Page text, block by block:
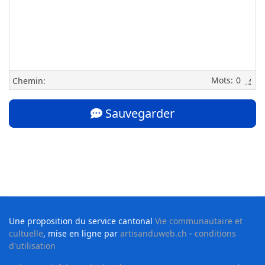
Chemin: 0
Sauvegarder
Une proposition du service cantonal Vie communautaire et
cultuelle, mise en ligne par artisanduweb.ch - conditions
d'utilisation